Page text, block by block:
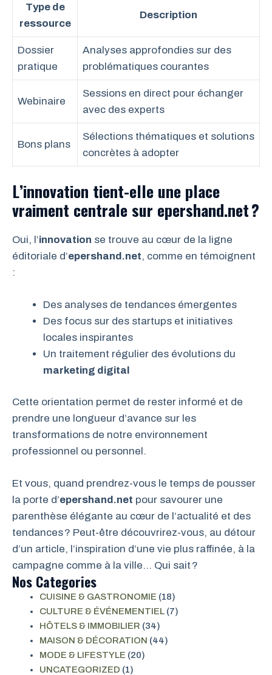
Type de
ressource
Description
Dossier
pratique
Analyses approfondies sur des
problématiques courantes
Webinaire
Sessions en direct pour échanger
avec des experts
Bons plans
Sélections thématiques et solutions
concrètes à adopter
L’innovation tient-elle une place
vraiment centrale sur epershand.net ?
Oui, l’innovation se trouve au cœur de la ligne
éditoriale d’epershand.net, comme en témoignent
:
Des analyses de tendances émergentes
Des focus sur des startups et initiatives
locales inspirantes
Un traitement régulier des évolutions du
marketing digital
Cette orientation permet de rester informé et de
prendre une longueur d’avance sur les
transformations de notre environnement
professionnel ou personnel.
Et vous, quand prendrez-vous le temps de pousser
la porte d’epershand.net pour savourer une
parenthèse élégante au cœur de l’actualité et des
tendances ? Peut-être découvrirez-vous, au détour
d’un article, l’inspiration d’une vie plus raffinée, à la
campagne comme à la ville… Qui sait ?
Nos Categories
CUISINE & GASTRONOMIE (18)
CULTURE & ÉVÉNEMENTIEL (7)
HÔTELS & IMMOBILIER (34)
MAISON & DÉCORATION (44)
MODE & LIFESTYLE (20)
UNCATEGORIZED (1)